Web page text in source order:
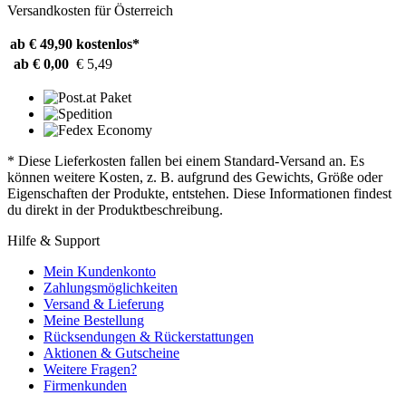
Versandkosten für Österreich
ab € 49,90 kostenlos*
ab € 0,00 € 5,49
* Diese Lieferkosten fallen bei einem Standard-Versand an. Es
können weitere Kosten, z. B. aufgrund des Gewichts, Größe oder
Eigenschaften der Produkte, entstehen. Diese Informationen findest
du direkt in der Produktbeschreibung.
Hilfe & Support
Mein Kundenkonto
Zahlungsmöglichkeiten
Versand & Lieferung
Meine Bestellung
Rücksendungen & Rückerstattungen
Aktionen & Gutscheine
Weitere Fragen?
Firmenkunden